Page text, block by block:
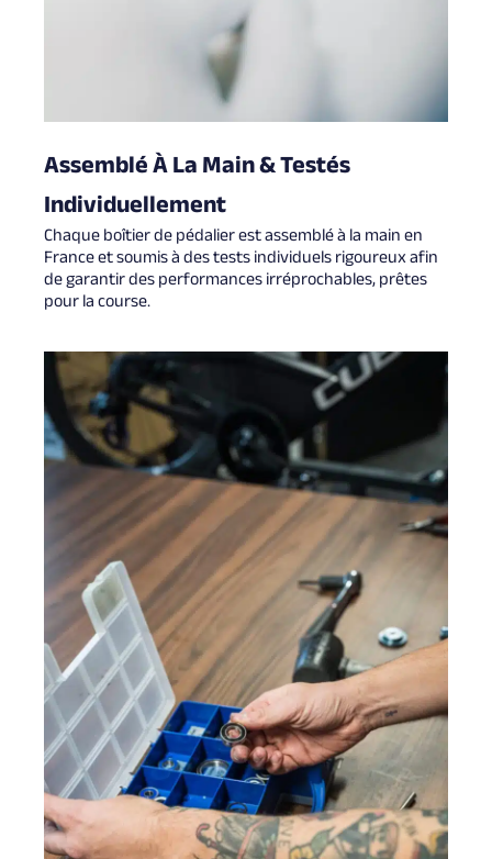
Assemblé À La Main & Testés
Individuellement
Chaque boîtier de pédalier est assemblé à la main en
France et soumis à des tests individuels rigoureux afin
de garantir des performances irréprochables, prêtes
pour la course.